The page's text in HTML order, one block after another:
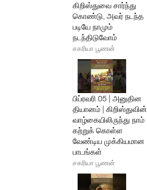
கிறிஸ்துவை சார்ந்து
கொண்டு, அவர் நடந்த
படியே நாமும்
நடந்திடுவோம்
சகரியா பூணன்
பிப்ரவரி 05 | அனுதின
தியானம் | கிறிஸ்துவின்
வாழ்கையிலிருந்து நாம்
கற்றுக் கொள்ள
வேண்டிய முக்கியமான
பாடங்கள்
சகரியா பூணன்